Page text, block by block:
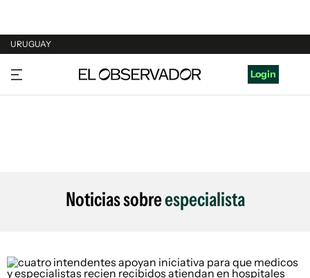
URUGUAY
URUGUAY
ARGENTINA
Login
Noticias sobreespecialista